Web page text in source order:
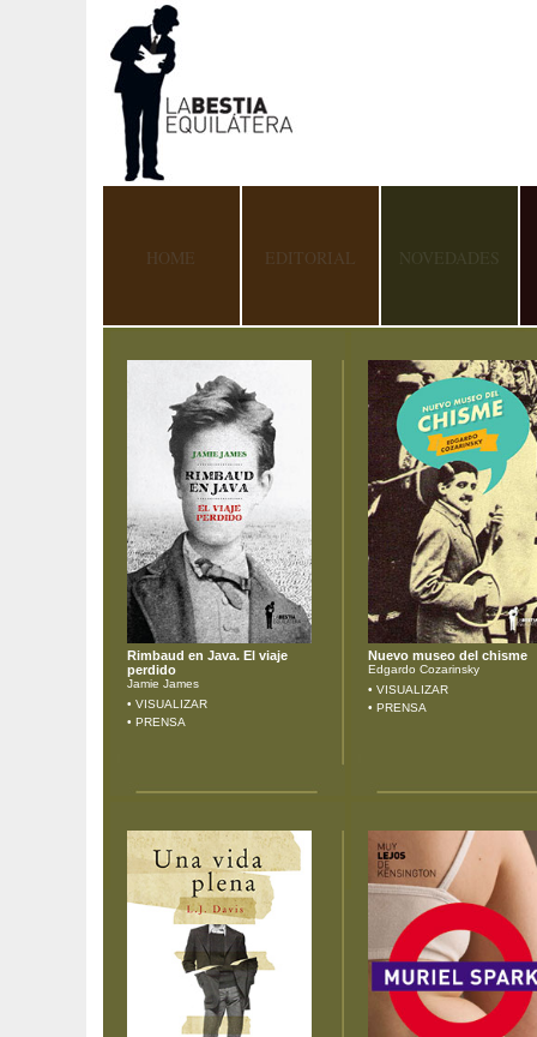
HOME EDITORIAL NOVEDADES
Rimbaud en Java. El viaje
perdido
Jamie James
• VISUALIZAR
• PRENSA
Nuevo museo del chisme
Edgardo Cozarinsky
• VISUALIZAR
• PRENSA